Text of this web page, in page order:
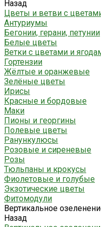
Назад
Цветы и ветви с
Антуриумы
Бегонии, герани, петунии
Белые цветы
Ветки с цветами и
Гортензии
Жёлтые и оранжевые
Зелёные цветы
Ирисы
Красные и бордовые
Маки
Пионы и георгины
Полевые цветы
Ранункулюсы
Розовые и сиреневые
Розы
Тюльпаны и крокусы
Фиолетовые и голубые
Экзотические цветы
Фитомодули
Вертикальное
Назад